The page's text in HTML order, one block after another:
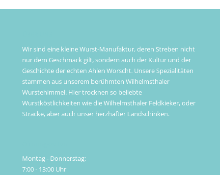
Wir sind eine kleine Wurst-Manufaktur, deren Streben nicht
nur dem Geschmack gilt, sondern auch der Kultur und der
Geschichte der echten Ahlen Worscht. Unsere Spezialitäten
stammen aus unserem berühmten Wilhelmsthaler
Wurstehimmel. Hier trocknen so beliebte
Wurstköstlichkeiten wie die Wilhelmsthaler Feldkieker, oder
Stracke, aber auch unser herzhafter Landschinken.
Montag - Donnerstag:
7:00 - 13:00 Uhr